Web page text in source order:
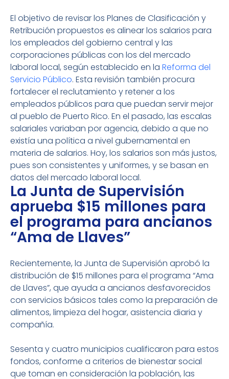
El objetivo de revisar los Planes de Clasificación y
Retribución propuestos es alinear los salarios para
los empleados del gobierno central y las
corporaciones públicas con los del mercado
laboral local, según establecido en la Reforma del
Servicio Público. Esta revisión también procura
fortalecer el reclutamiento y retener a los
empleados públicos para que puedan servir mejor
al pueblo de Puerto Rico. En el pasado, las escalas
salariales variaban por agencia, debido a que no
existía una política a nivel gubernamental en
materia de salarios. Hoy, los salarios son más justos,
pues son consistentes y uniformes, y se basan en
datos del mercado laboral local.
La Junta de Supervisión
aprueba $15 millones para
el programa para ancianos
“Ama de Llaves”
Recientemente, la Junta de Supervisión aprobó la
distribución de $15 millones para el programa “Ama
de Llaves”, que ayuda a ancianos desfavorecidos
con servicios básicos tales como la preparación de
alimentos, limpieza del hogar, asistencia diaria y
compañía.
Sesenta y cuatro municipios cualificaron para estos
fondos, conforme a criterios de bienestar social
que toman en consideración la población, las